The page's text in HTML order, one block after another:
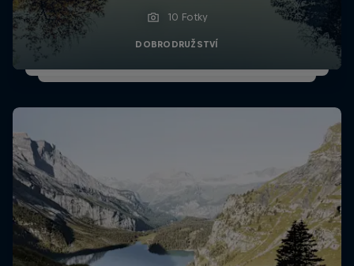
10 Fotky
DOBRODRUŽSTVÍ